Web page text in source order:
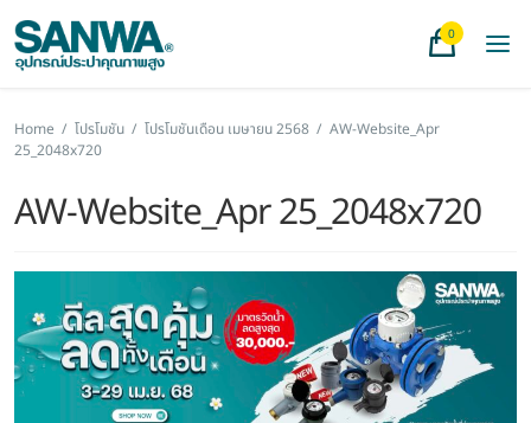
0
Home / โปรโมชัน / โปรโมชันเดือน เมษายน 2568 / AW-Website_Apr
25_2048x720
AW-Website_Apr 25_2048x720